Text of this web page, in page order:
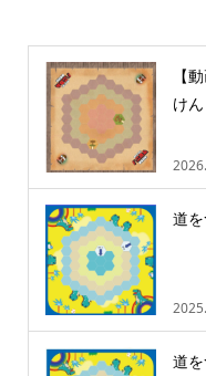
【
け
道
道